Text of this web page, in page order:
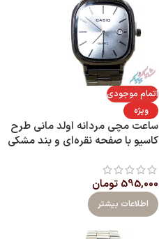
اتمام موجودی
ویژه
ساعت مچی مردانه اولد مانی طرح
کاسیو با صفحه نقره‌ای و بند مشکی
595,000 تومان
اطلاعات بیشتر